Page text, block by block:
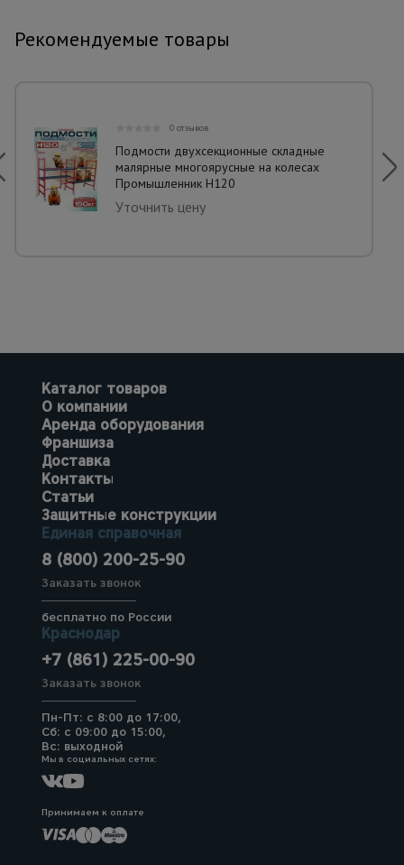
Рекомендуемые товары
0 отзывов
Подмости двухсекционные складные
малярные многоярусные на колесах
Промышленник H120
Уточнить цену
Каталог товаров
О компании
Аренда оборудования
Франшиза
Доставка
Контакты
Статьи
Защитные конструкции
Единая справочная
8 (800) 200-25-90
Заказать звонок
бесплатно по России
Краснодар
+7 (861) 225-00-90
Заказать звонок
Пн-Пт: с 8:00 до 17:00,
Сб: с 09:00 до 15:00,
Вс: выходной
Мы в социальных сетях:
Принимаем к оплате